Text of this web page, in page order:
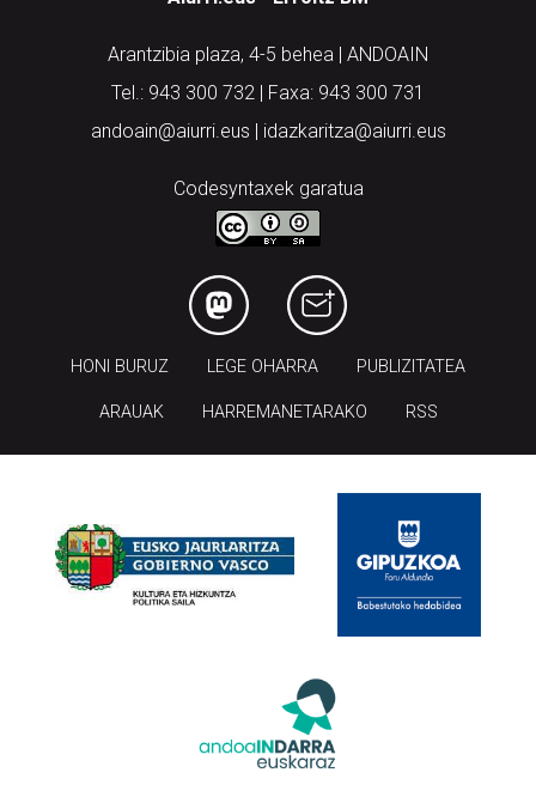
Arantzibia plaza, 4-5 behea | ANDOAIN
Tel.: 943 300 732 | Faxa: 943 300 731
andoain@aiurri.eus | idazkaritza@aiurri.eus
Codesyntaxek garatua
HONI BURUZ LEGE OHARRA PUBLIZITATEA
ARAUAK HARREMANETARAKO RSS